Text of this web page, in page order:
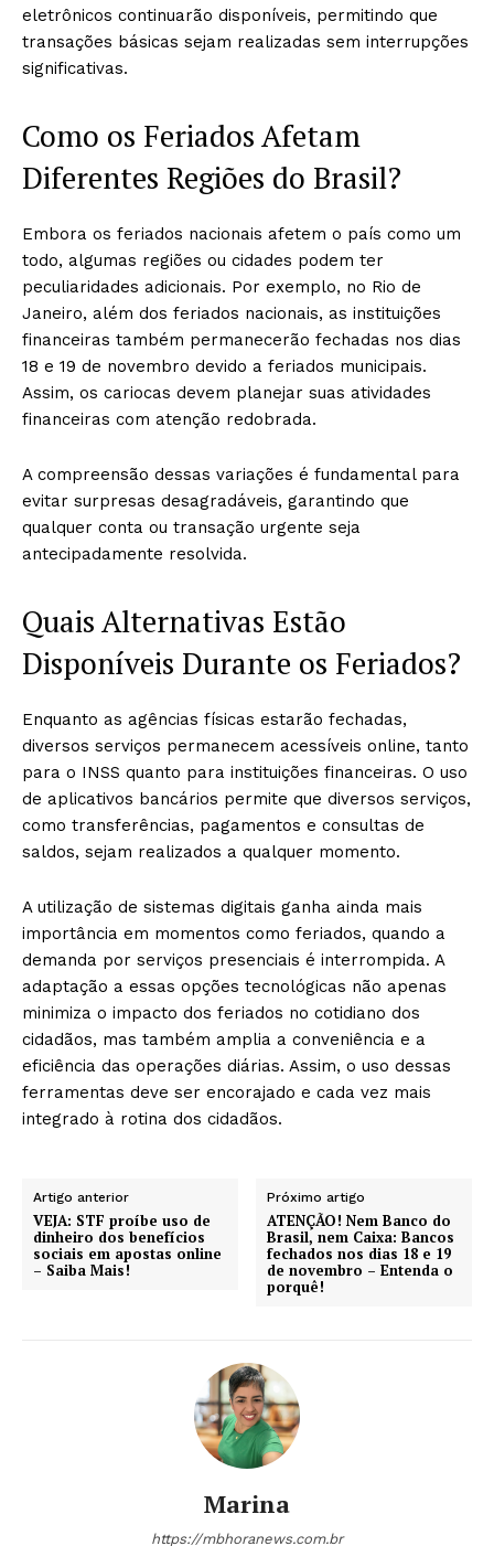
eletrônicos continuarão disponíveis, permitindo que
transações básicas sejam realizadas sem interrupções
significativas.
Como os Feriados Afetam
Diferentes Regiões do Brasil?
Embora os feriados nacionais afetem o país como um
todo, algumas regiões ou cidades podem ter
peculiaridades adicionais. Por exemplo, no Rio de
Janeiro, além dos feriados nacionais, as instituições
financeiras também permanecerão fechadas nos dias
18 e 19 de novembro devido a feriados municipais.
Assim, os cariocas devem planejar suas atividades
financeiras com atenção redobrada.
A compreensão dessas variações é fundamental para
evitar surpresas desagradáveis, garantindo que
qualquer conta ou transação urgente seja
antecipadamente resolvida.
Quais Alternativas Estão
Disponíveis Durante os Feriados?
Enquanto as agências físicas estarão fechadas,
diversos serviços permanecem acessíveis online, tanto
para o INSS quanto para instituições financeiras. O uso
de aplicativos bancários permite que diversos serviços,
como transferências, pagamentos e consultas de
saldos, sejam realizados a qualquer momento.
A utilização de sistemas digitais ganha ainda mais
importância em momentos como feriados, quando a
demanda por serviços presenciais é interrompida. A
adaptação a essas opções tecnológicas não apenas
minimiza o impacto dos feriados no cotidiano dos
cidadãos, mas também amplia a conveniência e a
eficiência das operações diárias. Assim, o uso dessas
ferramentas deve ser encorajado e cada vez mais
integrado à rotina dos cidadãos.
Artigo anterior
VEJA: STF proíbe uso de
dinheiro dos benefícios
sociais em apostas online
– Saiba Mais!
Próximo artigo
ATENÇÃO! Nem Banco do
Brasil, nem Caixa: Bancos
fechados nos dias 18 e 19
de novembro – Entenda o
porquê!
Marina
https://mbhoranews.com.br